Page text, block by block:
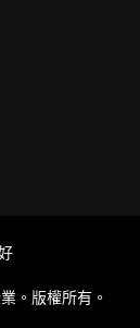
。版權所有。